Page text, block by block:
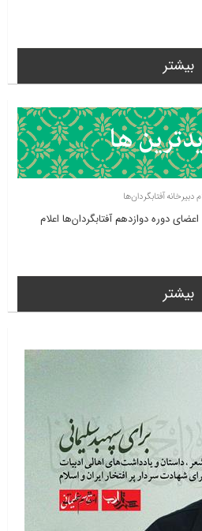
بیشتر
دبیرخانه آفتابگردان‌ها
دوره دوازدهم آفتابگردان‌ها اعلام
بیشتر